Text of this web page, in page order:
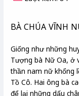
BÀ CHÚA VĨNH
Giống như những
Tượng bà Nữ Oa, ở
thần nam nữ khổng
Tồ Cô. Hai ông bà
để lại những dấu